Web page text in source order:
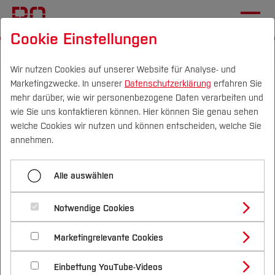
Campus Personen DE|EN Quicklinks
Studium
Studienangebote
Bachelorstudiengänge
Masterstudiengänge
Vor dem Studium
Bewerben & Einschreiben
Bewerbungsportal
Im Studium
Studienbüros und Prüfungen
Nach dem Studium
Forschung & Transfer
Profil
Forschungs- und Transferprofil
Schwerpunkte (FuT)
Beratung & Förderung
Nachhaltigkeit
Nachhaltigkeit studieren
International
Rooftop Farm OnTop startet
mit neuen und alten
Partnern ins Gärtnerjahr
27.05.2024
Kooperation mit dem Botanischen
Garten der Ruhr-Universität
Cookie Einstellungen
Wir nutzen Cookies auf unserer Website für Analyse- und
Marketingzwecke. In unserer Datenschutzerklärung erfahren Sie
mehr darüber, wie wir personenbezogene Daten verarbeiten und
wie Sie uns kontaktieren können. Hier können Sie genau sehen
welche Cookies wir nutzen und können entscheiden, welche Sie
annehmen.
Alle auswählen
Notwendige Cookies
Marketingrelevante Cookies
Einbettung YouTube-Videos